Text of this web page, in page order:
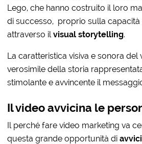
Lego, che hanno costruito il loro
di successo, proprio sulla capacità
attraverso ilvisual storytelling.
La caratteristica visiva e sonora del
verosimile della storia
stimolante e avvincente il
Il video avvicina le
Il perché fare video marketing va
questa grande opportunità di